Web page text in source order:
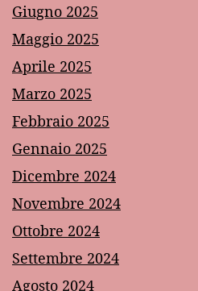
Giugno 2025
Maggio 2025
Aprile 2025
Marzo 2025
Febbraio 2025
Gennaio 2025
Dicembre 2024
Novembre 2024
Ottobre 2024
Settembre 2024
Agosto 2024